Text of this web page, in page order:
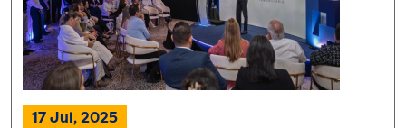
17 Jul, 2025